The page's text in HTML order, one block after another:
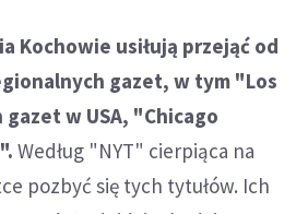
Kochowie usiłują przejąć od
gazet, w tym "Los
w USA, "Chicago
Według "NYT" cierpiąca na
pozbyć się tych tytułów. Ich